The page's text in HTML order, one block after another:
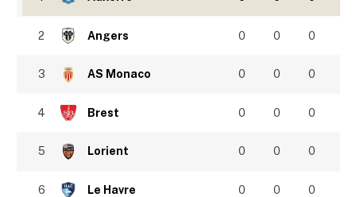
2 Angers 0 0 0
3 AS Monaco 0 0 0
4 Brest 0 0 0
5 Lorient 0 0 0
6 Le Havre 0 0 0